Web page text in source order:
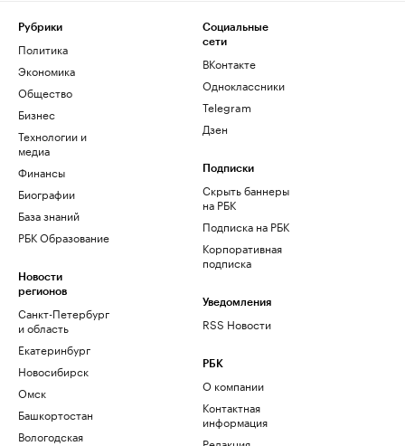
Рубрики
Политика
Экономика
Общество
Бизнес
Технологии и
медиа
Финансы
Биографии
База знаний
РБК Образование
Новости
регионов
Санкт-Петербург
и область
Екатеринбург
Новосибирск
Омск
Башкортостан
Вологодская
Социальные
сети
ВКонтакте
Одноклассники
Telegram
Дзен
Подписки
Скрыть баннеры
на РБК
Подписка на РБК
Корпоративная
подписка
Уведомления
RSS Новости
РБК
О компании
Контактная
информация